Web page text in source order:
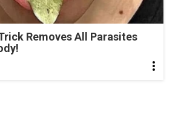
Removes All Parasites